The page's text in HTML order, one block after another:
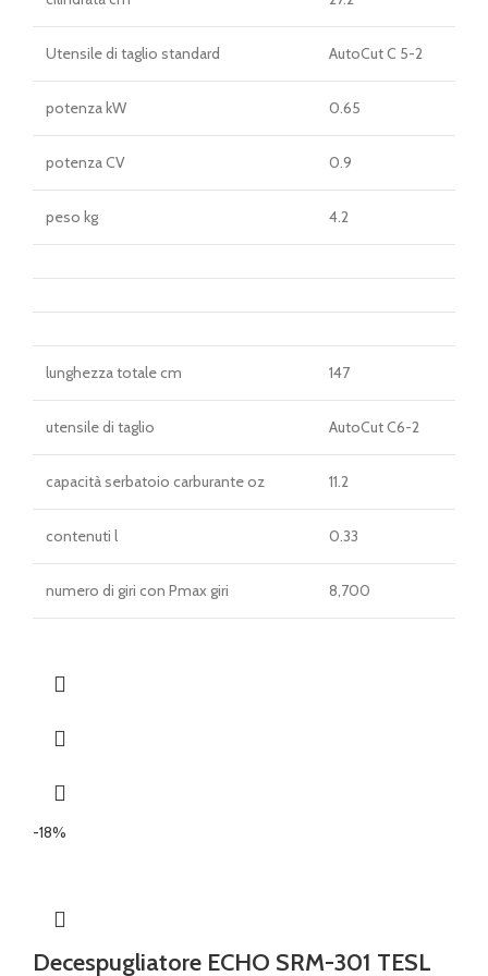
Utensile di taglio standard AutoCut C 5-2
potenza kW 0.65
potenza CV 0.9
peso kg 4.2
lunghezza totale cm 147
utensile di taglio AutoCut C6-2
capacità serbatoio carburante oz 11.2
contenuti l 0.33
numero di giri con Pmax giri 8,700
-18%
Decespugliatore ECHO SRM-301 TESL